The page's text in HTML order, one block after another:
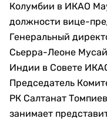
Колумбии в ИКАО
должности вице-
Генеральный
Сьерра-Леоне
Индии в Совете
Председатель
РК Салтанат
занимает